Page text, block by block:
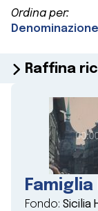
Ordina per:
Denominazione
Raffina
Fondo: Sicilia